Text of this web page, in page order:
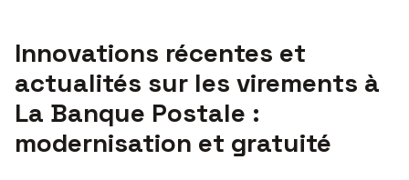
Innovations récentes et
actualités sur les virements à
La Banque Postale :
modernisation et gratuité